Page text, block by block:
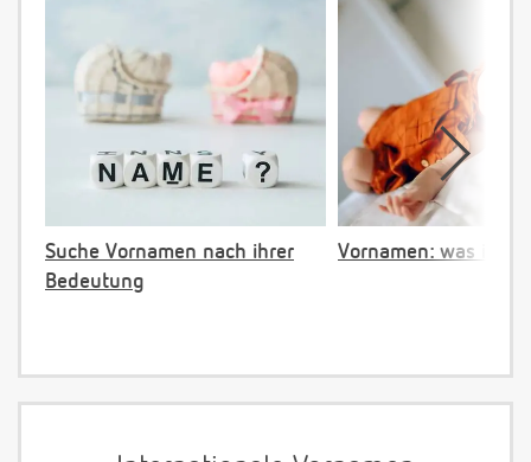
Suche Vornamen nach ihrer
Bedeutung
Vornamen: was ist